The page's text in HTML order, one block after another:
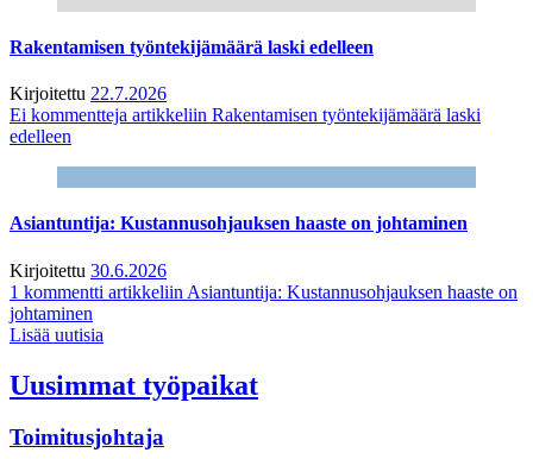
Rakentamisen työntekijämäärä laski edelleen
Kirjoitettu 22.7.2026
Ei kommentteja artikkeliin Rakentamisen työntekijämäärä laski
edelleen
Asiantuntija: Kustannusohjauksen haaste on johtaminen
Kirjoitettu 30.6.2026
1 kommentti artikkeliin Asiantuntija: Kustannusohjauksen haaste on
johtaminen
Lisää uutisia
Uusimmat työpaikat
Toimitusjohtaja